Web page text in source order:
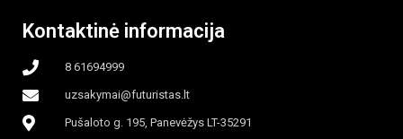
apšvietimas
Kontaktinė informacija
8 61694999
uzsakymai@futuristas.lt
Pušaloto g. 195, Panevėžys LT-35291